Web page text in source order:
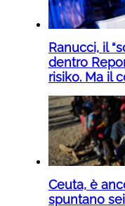
Ranucci, il
dentro
risiko. Ma il
Ceuta, è
spuntano